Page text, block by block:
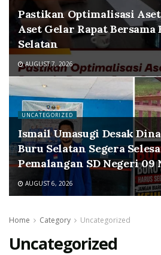
Pastikan Optimalisasi Aset
Aset Gelar Rapat Bersama
Selatan
AUGUST 7, 2026
UNCATEGORIZED
Ismail Umasugi Desak
Buru Selatan Segera
Pemalangan SD Negeri 09
AUGUST 6, 2026
Home Category Uncategorized
Uncategorized